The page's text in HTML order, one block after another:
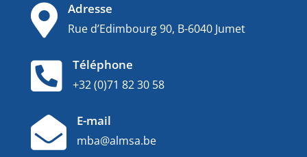
 Adresse
Rue d’Edimbourg 90, B-6040 Jumet
 Téléphone
+32 (0)71 82 30 58
 E-mail
mba@almsa.be